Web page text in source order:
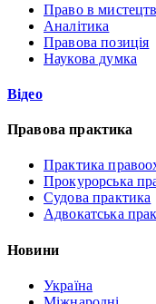
Право в
Аналітика
Правова позиція
Наукова думка
Відео
Правова практика
Практика
Прокурорська
Судова практика
Адвокатська
Новини
Україна